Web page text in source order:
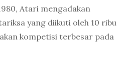
Atari mengadakan
yang diikuti oleh 10 ribu
kompetisi terbesar pada